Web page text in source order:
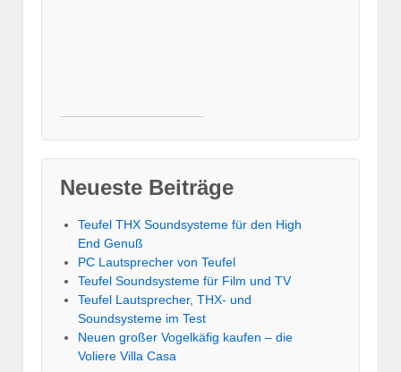
Neueste Beiträge
Teufel THX Soundsysteme für den High
End Genuß
PC Lautsprecher von Teufel
Teufel Soundsysteme für Film und TV
Teufel Lautsprecher, THX- und
Soundsysteme im Test
Neuen großer Vogelkäfig kaufen – die
Voliere Villa Casa